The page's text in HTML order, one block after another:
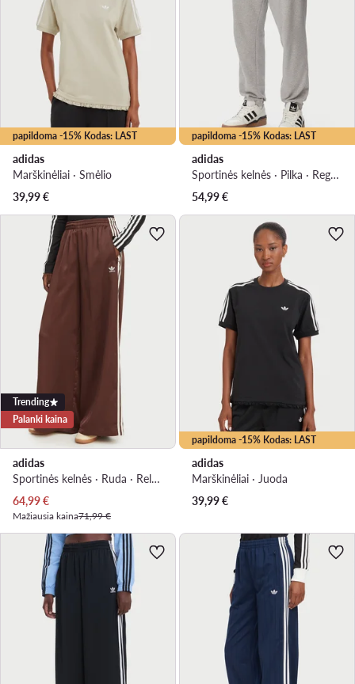
papildoma -15% Kodas: LAST
adidas
Marškinėliai · Smėlio
39,99€
papildoma -15% Kodas: LAST
adidas
Sportinės kelnės · Pilka · Regular Fit
54,99€
Trending
Palanki kaina
adidas
Sportinės kelnės · Ruda · Relaxed Fit
Dabartinė kaina
64,99€
Mažiausia kaina71,99 €
papildoma -15% Kodas: LAST
adidas
Marškinėliai · Juoda
39,99€